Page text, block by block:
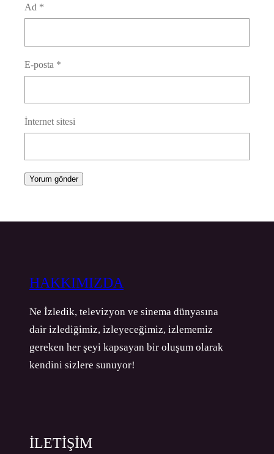
Ad *
E-posta *
İnternet sitesi
HAKKIMIZDA
Ne İzledik, televizyon ve sinema dünyasına
dair izlediğimiz, izleyeceğimiz, izlememiz
gereken her şeyi kapsayan bir oluşum olarak
kendini sizlere sunuyor!
İLETİŞİM